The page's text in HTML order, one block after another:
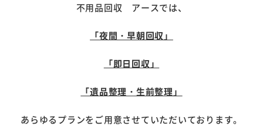
不用品回収 アースでは、
「夜間・早朝回収」
「即日回収」
「遺品整理・生前整理」
あらゆるプランをご用意させていただいております。